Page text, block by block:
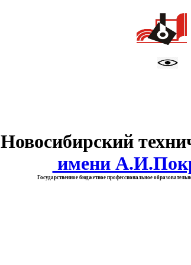
Новосибирский
имени
Государственное бюджетное профессиональное